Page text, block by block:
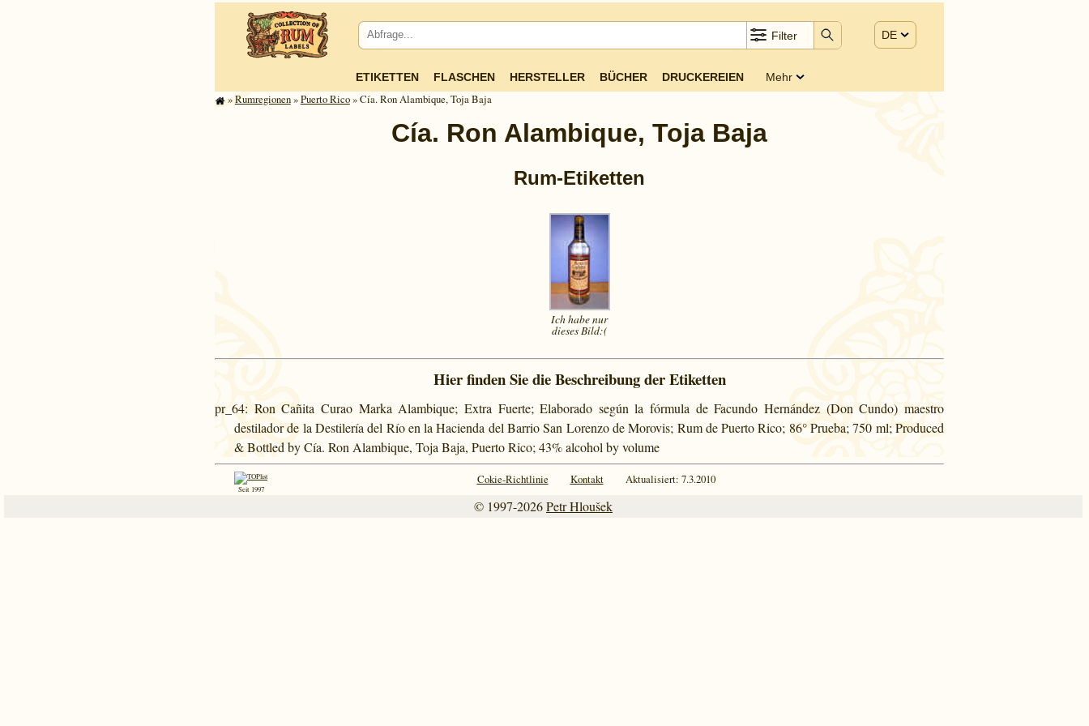
Filter DE
ETIKETTEN FLASCHEN HERSTELLER BÜCHER DRUCKEREIEN Mehr
»Rum­re­gi­o­nen»Puerto Rico» Cía. Ron Alambique, Toja Baja
Cía. Ron Alambique, Toja Baja
Rum-Etiketten
Ich habe nur
diesesBild:(
Hier finden Sie die Beschreibung der Etiketten
pr_64: Ron Cañita Curao Marka Alambique; Extra Fuerte; Elaborado según la fórmula de Facundo Hernández (Don Cundo) maestro
destilador de la Destilería del Río en la Hacienda del Barrio San Lorenzo de Morovis; Rum de Puerto Rico; 86° Prueba; 750 ml; Produced
& Bottled by Cía. Ron Alambique, Toja Baja, Puerto Rico; 43% alcohol by volume
Seit 1997
Cokie-Richtlinie Kontakt Aktualisiert: 7.3.2010
© 1997-2026Petr Hloušek